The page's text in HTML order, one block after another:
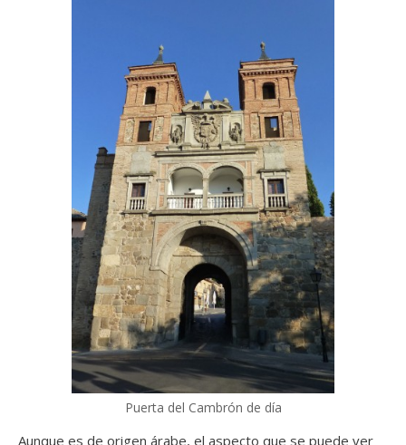
Puerta del Cambrón de día
Aunque es de origen árabe, el aspecto que se puede ver